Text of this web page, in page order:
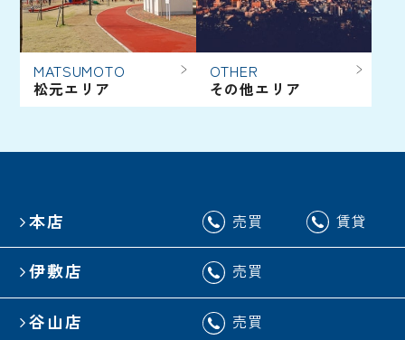
MATSUMOTO
松元エリア
OTHER
その他エリア
本店 売買 賃貸
伊敷店 売買
谷山店 売買